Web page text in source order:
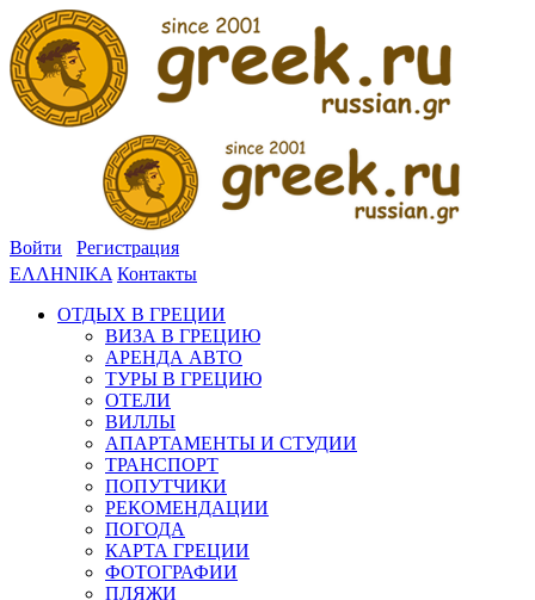
Войти
Регистрация
ΕΛΛΗΝΙΚΑ Контакты
ОТДЫХ В ГРЕЦИИ
ВИЗА В ГРЕЦИЮ
АРЕНДА АВТО
ТУРЫ В ГРЕЦИЮ
ОТЕЛИ
ВИЛЛЫ
АПАРТАМЕНТЫ И СТУДИИ
ТРАНСПОРТ
ПОПУТЧИКИ
РЕКОМЕНДАЦИИ
ПОГОДА
КАРТА ГРЕЦИИ
ФОТОГРАФИИ
ПЛЯЖИ